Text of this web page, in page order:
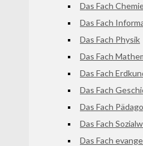
Das Fach
Das Fach
Das Fach Physik
Das Fach
Das Fach
Das Fach
Das Fach
Das Fach
Das Fach